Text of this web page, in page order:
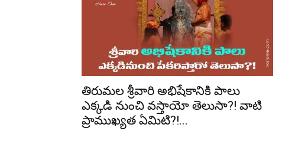
తిరుమల శ్రీవారి అభిషేకానికి పాలు
ఎక్కడి నుంచి వస్తాయో తెలుసా?! వాటి
ప్రాముఖ్యత ఏమిటి?!...